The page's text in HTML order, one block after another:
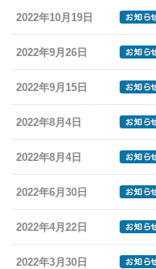
2022年10月19日
2022年9月26日
2022年9月15日
2022年8月4日
2022年8月4日
2022年6月30日
2022年4月22日
2022年3月30日